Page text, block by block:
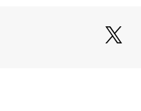
●LL(O)サイズ詳細:【後丈
42.2cm 【袖丈】59.5cm